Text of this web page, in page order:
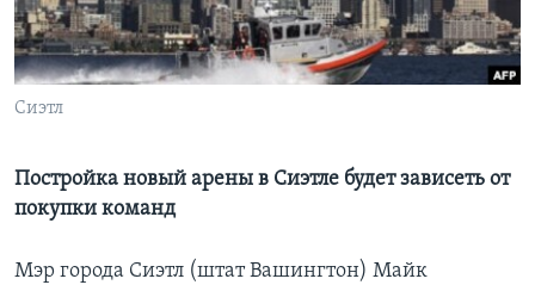
Learning English
СОЦИАЛЬНЫЕ СЕТИ
Языки
Сиэтл
Постройка новый арены в Сиэтле будет зависеть от
покупки команд
Мэр города Сиэтл (штат Вашингтон) Майк